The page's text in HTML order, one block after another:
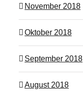
November 2018
Oktober 2018
September 2018
August 2018